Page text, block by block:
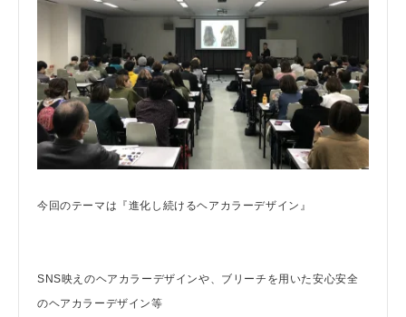
今回のテーマは『進化し続けるヘアカラーデザイン』
SNS映えのヘアカラーデザインや、ブリーチを用いた安心安全
のヘアカラーデザイン等